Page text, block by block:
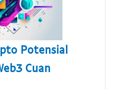
Potensial
Cuan